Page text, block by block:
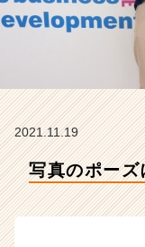
2021.11.19
写真のポー